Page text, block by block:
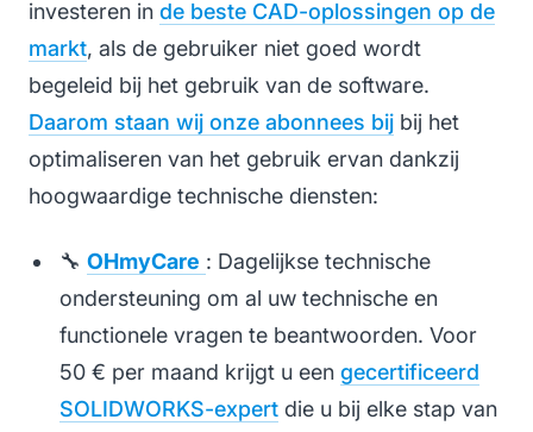
investeren in de beste CAD-oplossingen op de
markt, als de gebruiker niet goed wordt
begeleid bij het gebruik van de software.
Daarom staan wij onze abonnees bij bij het
optimaliseren van het gebruik ervan dankzij
hoogwaardige technische diensten:
🔧 OHmyCare : Dagelijkse technische
ondersteuning om al uw technische en
functionele vragen te beantwoorden. Voor
50 € per maand krijgt u een gecertificeerd
SOLIDWORKS-expert die u bij elke stap van